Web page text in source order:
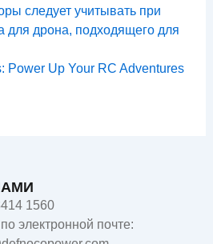
следует учитывать при
для дрона, подходящего для
Power Up Your RC Adventures
1560
электронной почте: